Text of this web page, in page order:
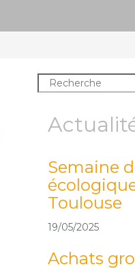
Semaine
Toulouse
19/05/2025
Achats